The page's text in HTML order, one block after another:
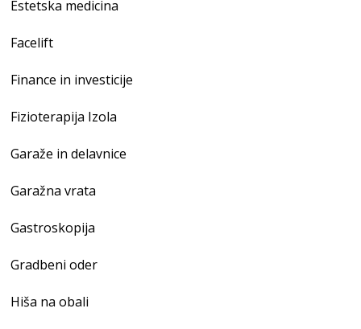
Estetska medicina
Facelift
Finance in investicije
Fizioterapija Izola
Garaže in delavnice
Garažna vrata
Gastroskopija
Gradbeni oder
Hiša na obali